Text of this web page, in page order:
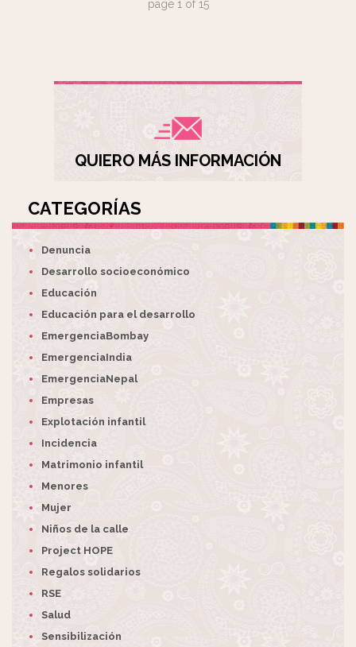
page 1 of15
QUIERO MÁS INFORMACIÓN
CATEGORÍAS
Denuncia
Desarrollo socioeconómico
Educación
Educación para el desarrollo
EmergenciaBombay
EmergenciaIndia
EmergenciaNepal
Empresas
Explotación infantil
Incidencia
Matrimonio infantil
Menores
Mujer
Niños de la calle
Project HOPE
Regalos solidarios
RSE
Salud
Sensibilización